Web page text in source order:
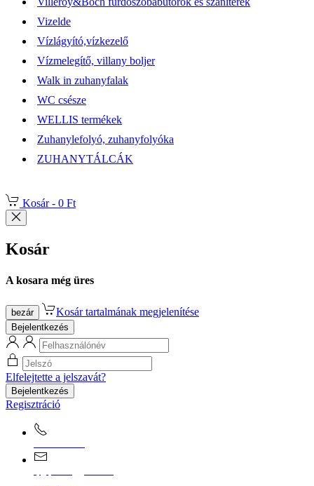
Vizelde
Vízlágyító,vízkezelő
Vízmelegítő, villany boljer
Walk in zuhanyfalak
WC csésze
WELLIS termékek
Zuhanylefolyó, zuhanyfolyóka
ZUHANYTÁLCÁK
Kosár - 0 Ft
Kosár
A kosara még üres
bezár Kosár tartalmának megjelenítése
Bejelentkezés
Elfelejtette a jelszavát?
Bejelentkezés
Regisztráció